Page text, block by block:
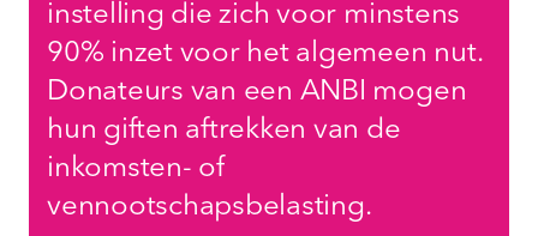
instelling die zich voor minstens
90% inzet voor het algemeen nut.
Donateurs van een ANBI mogen
hun giften aftrekken van de
inkomsten- of
vennootschapsbelasting.